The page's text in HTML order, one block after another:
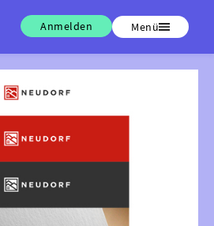
Anmelden Menü